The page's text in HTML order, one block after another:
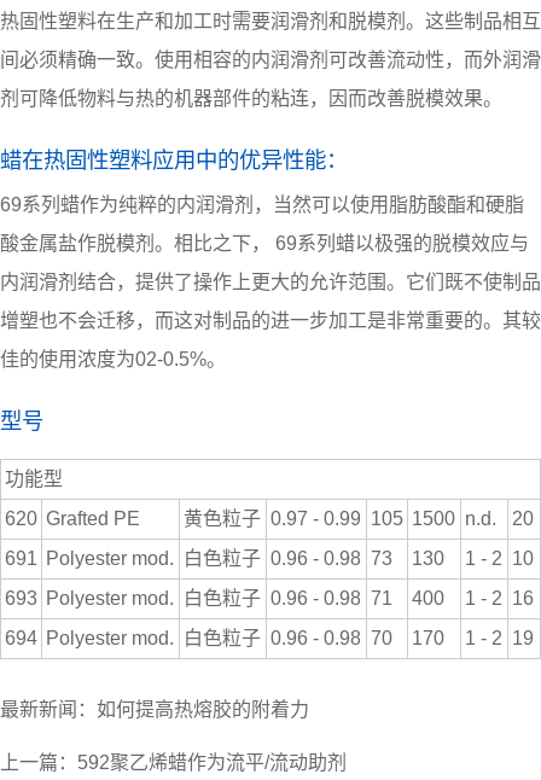
热固性塑料在生产和加工时需要润滑剂和脱模剂。这些制品相互
间必须精确一致。使用相容的内润滑剂可改善流动性，而外润滑
剂可降低物料与热的机器部件的粘连，因而改善脱模效果。
蜡在热固性塑料应用中的优异性能：
69系列蜡作为纯粹的内润滑剂，当然可以使用脂肪酸酯和硬脂
酸金属盐作脱模剂。相比之下， 69系列蜡以极强的脱模效应与
内润滑剂结合，提供了操作上更大的允许范围。它们既不使制品
增塑也不会迁移，而这对制品的进一步加工是非常重要的。其较
佳的使用浓度为02-0.5%。
型号
功能型
620 Grafted PE 黄色粒子 0.97 - 0.99 105 1500 n.d.
20
691 Polyester mod. 白色粒子 0.96 - 0.98 73 130 1 - 2 10
693 Polyester mod. 白色粒子 0.96 - 0.98 71 400 1 - 2 16
694 Polyester mod. 白色粒子 0.96 - 0.98 70 170 1 - 2 19
最新新闻： 如何提高热熔胶的附着力
上一篇： 592聚乙烯蜡作为流平/流动助剂